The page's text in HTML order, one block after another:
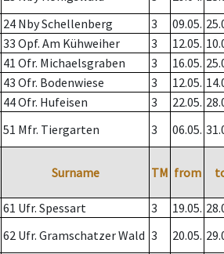
24 Nby Schellenberg 3 09.05.
33 Opf. Am Kühweiher 3 12.05.
41 Ofr. Michaelsgraben 3 16.05.
43 Ofr. Bodenwiese 3 12.05.
44 Ofr. Hufeisen 3 22.05.
51 Mfr. Tiergarten 3 06.05.
Surname TM from
61 Ufr. Spessart 3 19.05.
62 Ufr. Gramschatzer Wald 3 20.05.